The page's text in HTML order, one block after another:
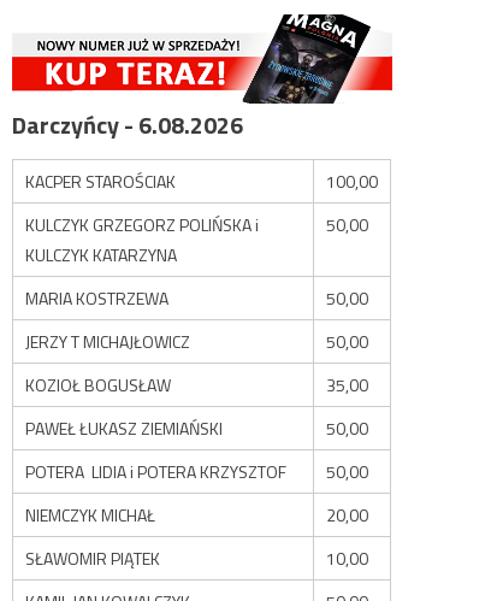
Darczyńcy - 6.08.2026
KACPER STAROŚCIAK
100,00
KULCZYK GRZEGORZ POLIŃSKA i
KULCZYK KATARZYNA
50,00
MARIA KOSTRZEWA
50,00
JERZY T MICHAJŁOWICZ
50,00
KOZIOŁ BOGUSŁAW
35,00
PAWEŁ ŁUKASZ ZIEMIAŃSKI
50,00
POTERA LIDIA i POTERA KRZYSZTOF
50,00
NIEMCZYK MICHAŁ
20,00
SŁAWOMIR PIĄTEK
10,00